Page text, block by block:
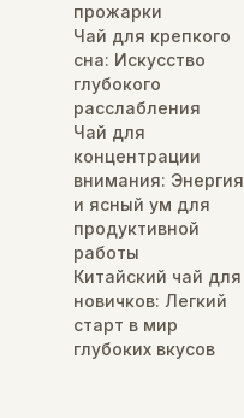
прожарки
Чай для крепкого
сна: Искусство
глубокого
расслабления
Чай для
концентрации
внимания: Энергия
и ясный ум для
продуктивной
работы
Китайский чай для
новичков: Легкий
старт в мир
глубоких вкусов